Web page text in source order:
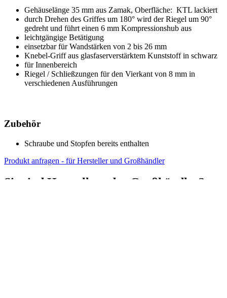
Gehäuselänge 35 mm aus Zamak, Oberfläche: KTL lackiert
durch Drehen des Griffes um 180° wird der Riegel um 90°
gedreht und führt einen 6 mm Kompressionshub aus
leichtgängige Betätigung
einsetzbar für Wandstärken von 2 bis 26 mm
Knebel-Griff aus glasfaserverstärktem Kunststoff in schwarz
für Innenbereich
Riegel / Schließzungen für den Vierkant von 8 mm in
verschiedenen Ausführungen
Zubehör
Schraube und Stopfen bereits enthalten
Produkt anfragen - für Hersteller und Großhändler
Sie sind Hersteller oder Großhändler?